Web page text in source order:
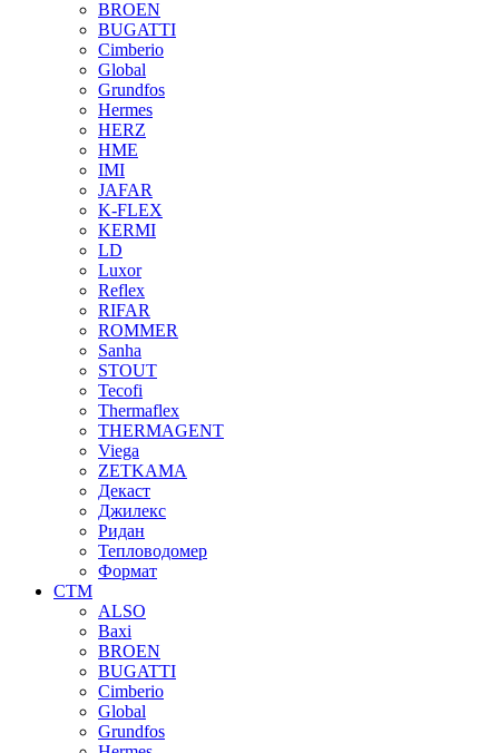
BROEN
BUGATTI
Cimberio
Global
Grundfos
Hermes
HERZ
HME
IMI
JAFAR
K-FLEX
KERMI
LD
Luxor
Reflex
RIFAR
ROMMER
Sanha
STOUT
Tecofi
Thermaflex
THERMAGENT
Viega
ZETKAMA
Декаст
Джилекс
Ридан
Тепловодомер
Формат
СТМ
ALSO
Baxi
BROEN
BUGATTI
Cimberio
Global
Grundfos